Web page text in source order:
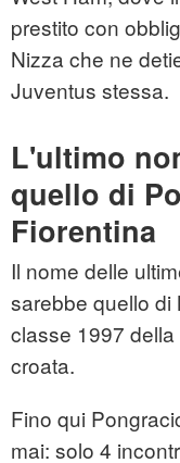
prestito con
Nizza che ne
Juventus stessa.
L'ultimo
quello di
Fiorentina
Il nome delle
sarebbe quello di
classe 1997
croata.
Fino qui
mai: solo 4